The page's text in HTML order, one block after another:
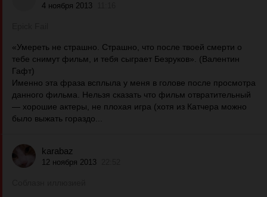
4 ноября 2013
«Умереть не страшно. Страшно, что после твоей смерти о
тебе снимут фильм, и тебя сыграет Безруков». (Валентин
Гафт)
Именно эта фраза всплыла у меня в голове после просмотра
данного фильма. Нельзя сказать что фильм отвратительный
— хорошие актеры, не плохая игра (хотя из Катчера можно
было выжать гораздо...
karabaz
12 ноября 2013